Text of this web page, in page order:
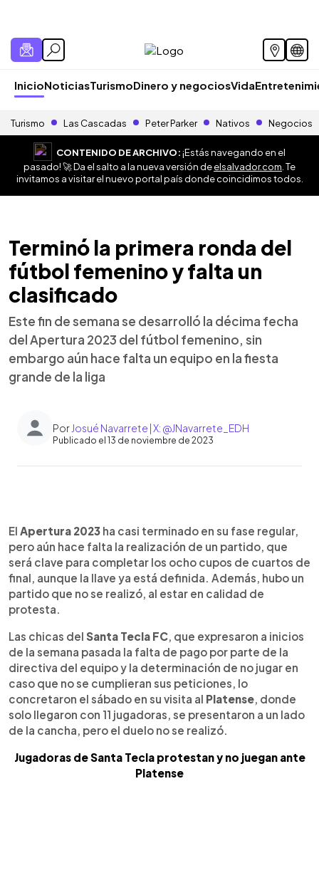
InicioNoticiasTurismoDinero y negociosVida
Turismo Las Cascadas Peter Parker Nativos Negocios
CONTENIDO DE ARCHIVO:¡Estás navegando en el
pasado! 🚀 Da el salto a la nueva versión deelsalvador.com . Te
invitamos a visitar el nuevo portal país donde coincidimos todos.
Terminó la primera ronda del
fútbol femenino y falta un
clasificado
Este fin de semana se desarrolló la décima fecha
del Apertura 2023 del fútbol femenino, sin
embargo aún hace falta un equipo en la fiesta
grande de la liga
Por Josué Navarrete | X: @JNavarrete_EDH
Publicado el 13 de noviembre de 2023
► Escuchar artículo
El Apertura 2023 ha casi terminado en su fase regular,
pero aún hace falta la realización de un partido, que
será clave para completar los ocho cupos de cuartos de
final, aunque la llave ya está definida. Además, hubo un
partido que no se realizó, al estar en calidad de
protesta.
Las chicas del Santa Tecla FC, que expresaron a inicios
de la semana pasada la falta de pago por parte de la
directiva del equipo y la determinación de no jugar en
caso que no se cumplieran sus peticiones, lo
concretaron el sábado en su visita al Platense, donde
solo llegaron con 11 jugadoras, se presentaron a un lado
de la cancha, pero el duelo no se realizó.
Jugadoras de Santa Tecla protestan y no juegan ante
Platense